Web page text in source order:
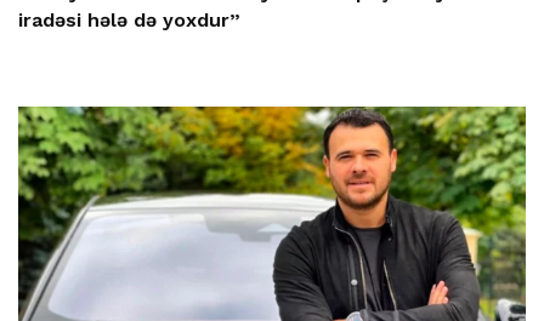
iradəsi hələ də yoxdur”